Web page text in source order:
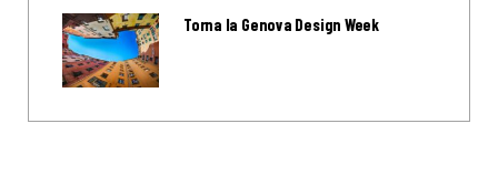
Torna la Genova Design Week